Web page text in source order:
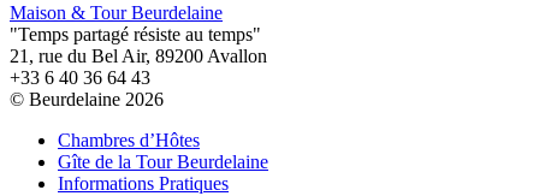
Maison & Tour Beurdelaine
"Temps partagé résiste au temps"
21, rue du Bel Air, 89200 Avallon
+33 6 40 36 64 43
© Beurdelaine 2026
Chambres d’Hôtes
Gîte de la Tour Beurdelaine
Informations Pratiques